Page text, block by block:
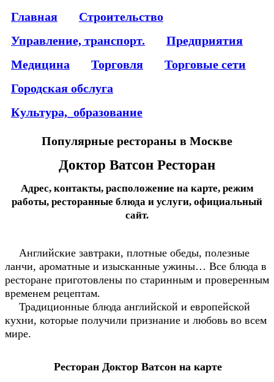
Главная
Строительство
Управление, транспорт.
Предприятия
Медицина
Торговля
Торговые сети
Городская обслуга
Культура,_образование
Популярные рестораны в Москве
Доктор Ватсон Ресторан
Адрес, контакты, расположение на карте, режим
работы, ресторанные блюда и услуги, официальный
сайт.
Английские завтраки, плотные обеды, полезные
ланчи, ароматные и изысканные ужины… Все блюда в
ресторане приготовлены по старинным и проверенным
временем рецептам.
Традиционные блюда английской и европейской
кухни, которые получили признание и любовь во всем
мире.
Ресторан Доктор Ватсон на карте